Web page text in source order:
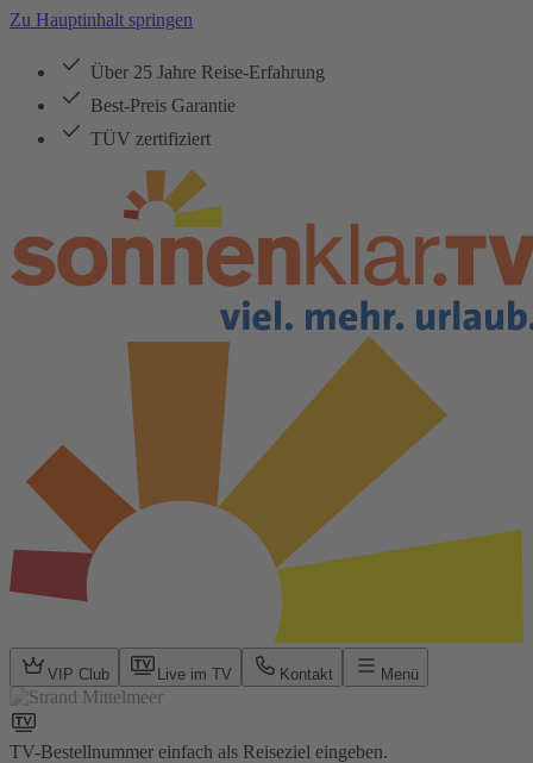
Zu Hauptinhalt springen
Über 25 Jahre Reise-Erfahrung
Best-Preis Garantie
TÜV zertifiziert
VIP Club Live im TV Kontakt Menü
TV-Bestellnummer einfach als Reiseziel eingeben.